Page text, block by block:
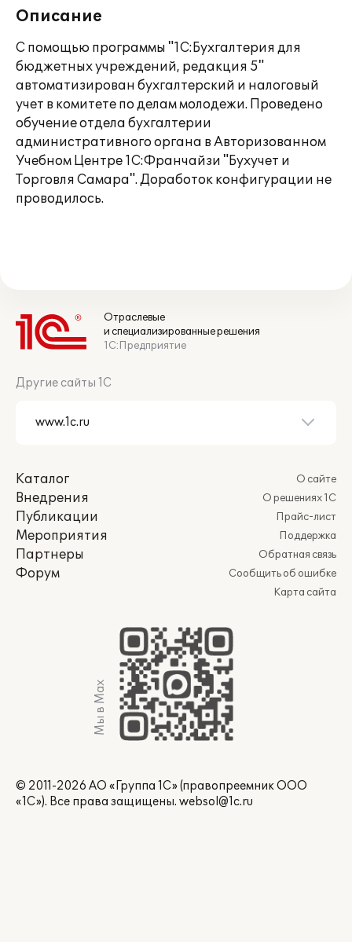
Описание
С помощью программы "1С:Бухгалтерия для
бюджетных учреждений, редакция 5"
автоматизирован бухгалтерский и налоговый
учет в комитете по делам молодежи. Проведено
обучение отдела бухгалтерии
административного органа в Авторизованном
Учебном Центре 1С:Франчайзи "Бухучет и
Торговля Самара". Доработок конфигурации не
проводилось.
Отраслевые
и специализированные решения
1С:Предприятие
Другие сайты 1С
Каталог
Внедрения
Публикации
Мероприятия
Партнеры
Форум
О сайте
О решениях 1С
Прайс-лист
Поддержка
Обратная связь
Сообщить об ошибке
Карта сайта
Мы в Max
© 2011-2026 АО «Группа 1С» (правопреемник ООО
«1С»). Все права защищены. websol@1c.ru